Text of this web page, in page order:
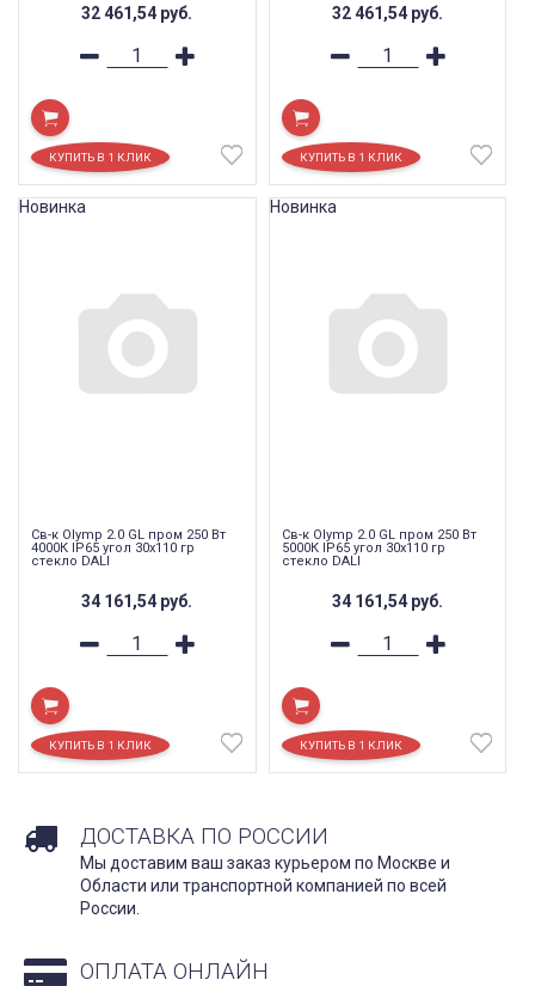
32 461,54 руб. 32 461,54 руб.
Св-к Olymp 2.0 GL пром 250 Вт
4000К IP65 угол 30x110 гр
стекло DALI
34 161,54 руб.
Новинка
Св-к Olymp 2.0 GL пром 250 Вт
5000К IP65 угол 30x110 гр
стекло DALI
34 161,54 руб.
Новинка
ДОСТАВКА ПО РОССИИ
Мы доставим ваш заказ курьером по Москве и
Области или транспортной компанией по всей
России.
ОПЛАТА ОНЛАЙН